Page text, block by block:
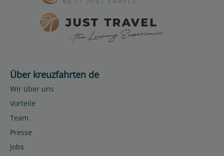
Über kreuzfahrten de
Wir über uns
Vorteile
Team
Presse
Jobs